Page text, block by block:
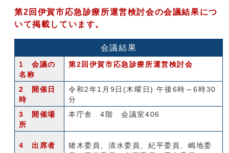
第2 回伊賀市応急診療所運営検討会の会議結果につ
いて掲載しています。
会議結果
1 会議の
名称
第2回伊賀市応急診療所運営検討会
2 開催日
時
令和2年1月9日(木曜日) 午後6時～6時30
分
3 開催場
所
本庁舎 4階 会議室406
4 出席者
猪木委員、清水委員、紀平委員、嶋地委